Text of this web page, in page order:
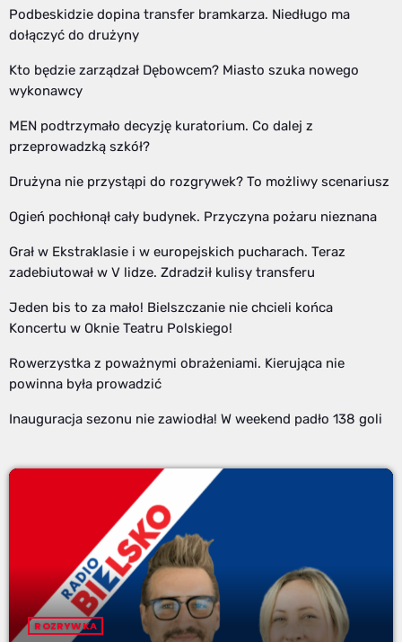
Podbeskidzie dopina transfer bramkarza. Niedługo ma
dołączyć do drużyny
Kto będzie zarządzał Dębowcem? Miasto szuka nowego
wykonawcy
MEN podtrzymało decyzję kuratorium. Co dalej z
przeprowadzką szkół?
Drużyna nie przystąpi do rozgrywek? To możliwy scenariusz
Ogień pochłonął cały budynek. Przyczyna pożaru nieznana
Grał w Ekstraklasie i w europejskich pucharach. Teraz
zadebiutował w V lidze. Zdradził kulisy transferu
Jeden bis to za mało! Bielszczanie nie chcieli końca
Koncertu w Oknie Teatru Polskiego!
Rowerzystka z poważnymi obrażeniami. Kierująca nie
powinna była prowadzić
Inauguracja sezonu nie zawiodła! W weekend padło 138 goli
ROZRYWKA